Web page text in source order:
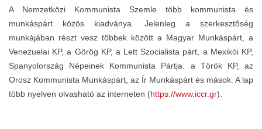
A Nemzetközi Kommunista Szemle több kommunista és
munkáspárt közös kiadványa. Jelenleg a szerkesztőség
munkájában részt vesz többek között a Magyar Munkáspárt, a
Venezuelai KP, a Görög KP, a Lett Szocialista párt, a Mexikói KP,
Spanyolország Népeinek Kommunista Pártja. a Török KP, az
Orosz Kommunista Munkáspárt, az Ír Munkáspárt és mások. A lap
több nyelven olvasható az interneten (https://www.iccr.gr).